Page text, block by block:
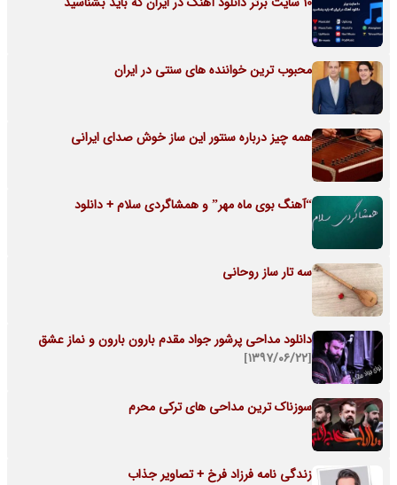
محبوب ترین خواننده های سنتی در ایران
همه چیز درباره سنتور این ساز خوش صدای ایرانی
“آهنگ بوی ماه مهر” و همشاگردی سلام + دانلود
سه تار ساز روحانی
دانلود مداحی پرشور جواد مقدم بارون بارون و نماز عشق
[۱۳۹۷/۰۶/۲۲]
سوزناک ترین مداحی های ترکی محرم
زندگی نامه فرزاد فرخ + تصاویر جذاب